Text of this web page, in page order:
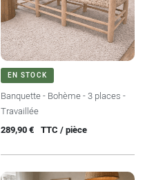
EN STOCK
Banquette - Bohème - 3 places -
Travaillée
Prix
289,90 € TTC / pièce